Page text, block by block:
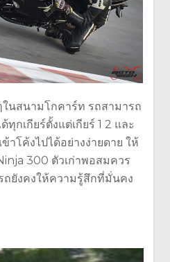
นสนามโกคาร์ท รถสามารถ
กเกียร์ตั้งแต่เกียร์ 1 2 และ
าโค้งไปได้อย่างง่ายดาย ให้
300 ตัวเก่าพอสมควร
ถยังคงให้ความรู้สึกที่มั่นคง